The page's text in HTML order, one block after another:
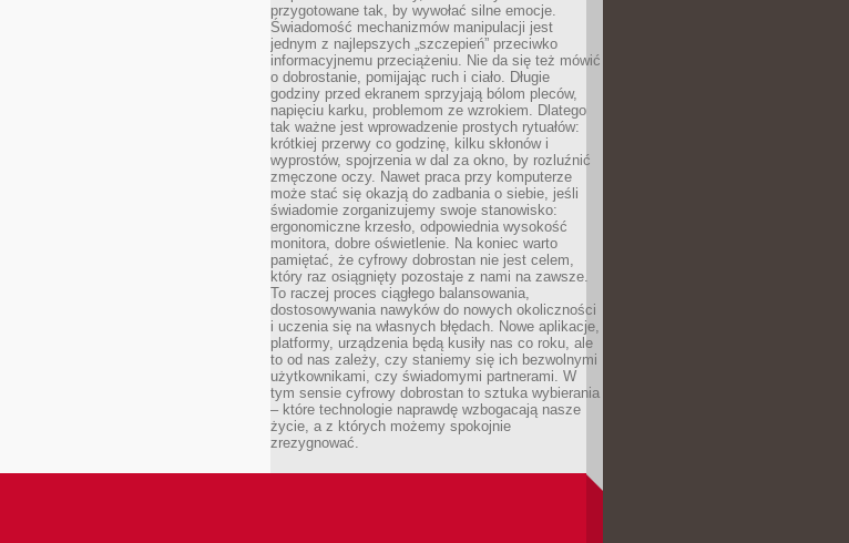
przygotowane tak, by wywołać silne emocje.
Świadomość mechanizmów manipulacji jest
jednym z najlepszych „szczepień” przeciwko
informacyjnemu przeciążeniu. Nie da się też mówić
o dobrostanie, pomijając ruch i ciało. Długie
godziny przed ekranem sprzyjają bólom pleców,
napięciu karku, problemom ze wzrokiem. Dlatego
tak ważne jest wprowadzenie prostych rytuałów:
krótkiej przerwy co godzinę, kilku skłonów i
wyprostów, spojrzenia w dal za okno, by rozluźnić
zmęczone oczy. Nawet praca przy komputerze
może stać się okazją do zadbania o siebie, jeśli
świadomie zorganizujemy swoje stanowisko:
ergonomiczne krzesło, odpowiednia wysokość
monitora, dobre oświetlenie. Na koniec warto
pamiętać, że cyfrowy dobrostan nie jest celem,
który raz osiągnięty pozostaje z nami na zawsze.
To raczej proces ciągłego balansowania,
dostosowywania nawyków do nowych okoliczności
i uczenia się na własnych błędach. Nowe aplikacje,
platformy, urządzenia będą kusiły nas co roku, ale
to od nas zależy, czy staniemy się ich bezwolnymi
użytkownikami, czy świadomymi partnerami. W
tym sensie cyfrowy dobrostan to sztuka wybierania
– które technologie naprawdę wzbogacają nasze
życie, a z których możemy spokojnie
zrezygnować.